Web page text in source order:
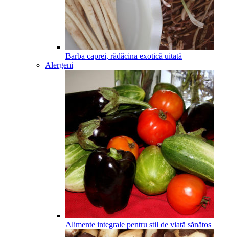
Barba caprei, rădăcina exotică uitată
Alergeni
Alimente integrale pentru stil de viață sănătos